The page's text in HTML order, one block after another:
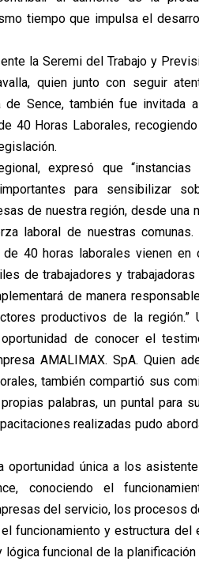
tiempo que impulsa el
la Seremi del Trabajo y
quien junto con seguir
de Sence, también fue invitada
40 Horas Laborales,
expresó que
para sensibilizar
de nuestra región, desde una
laboral de nuestras comunas.
40 horas laborales vienen en
de trabajadores y
de manera
productivos de la
de conocer el
AMALIMAX. SpA. Quien
también compartió sus
palabras, un puntal para
realizadas pudo
oportunidad única a los
conociendo el
del servicio, los procesos
funcionamiento y estructura del
lógica funcional de la